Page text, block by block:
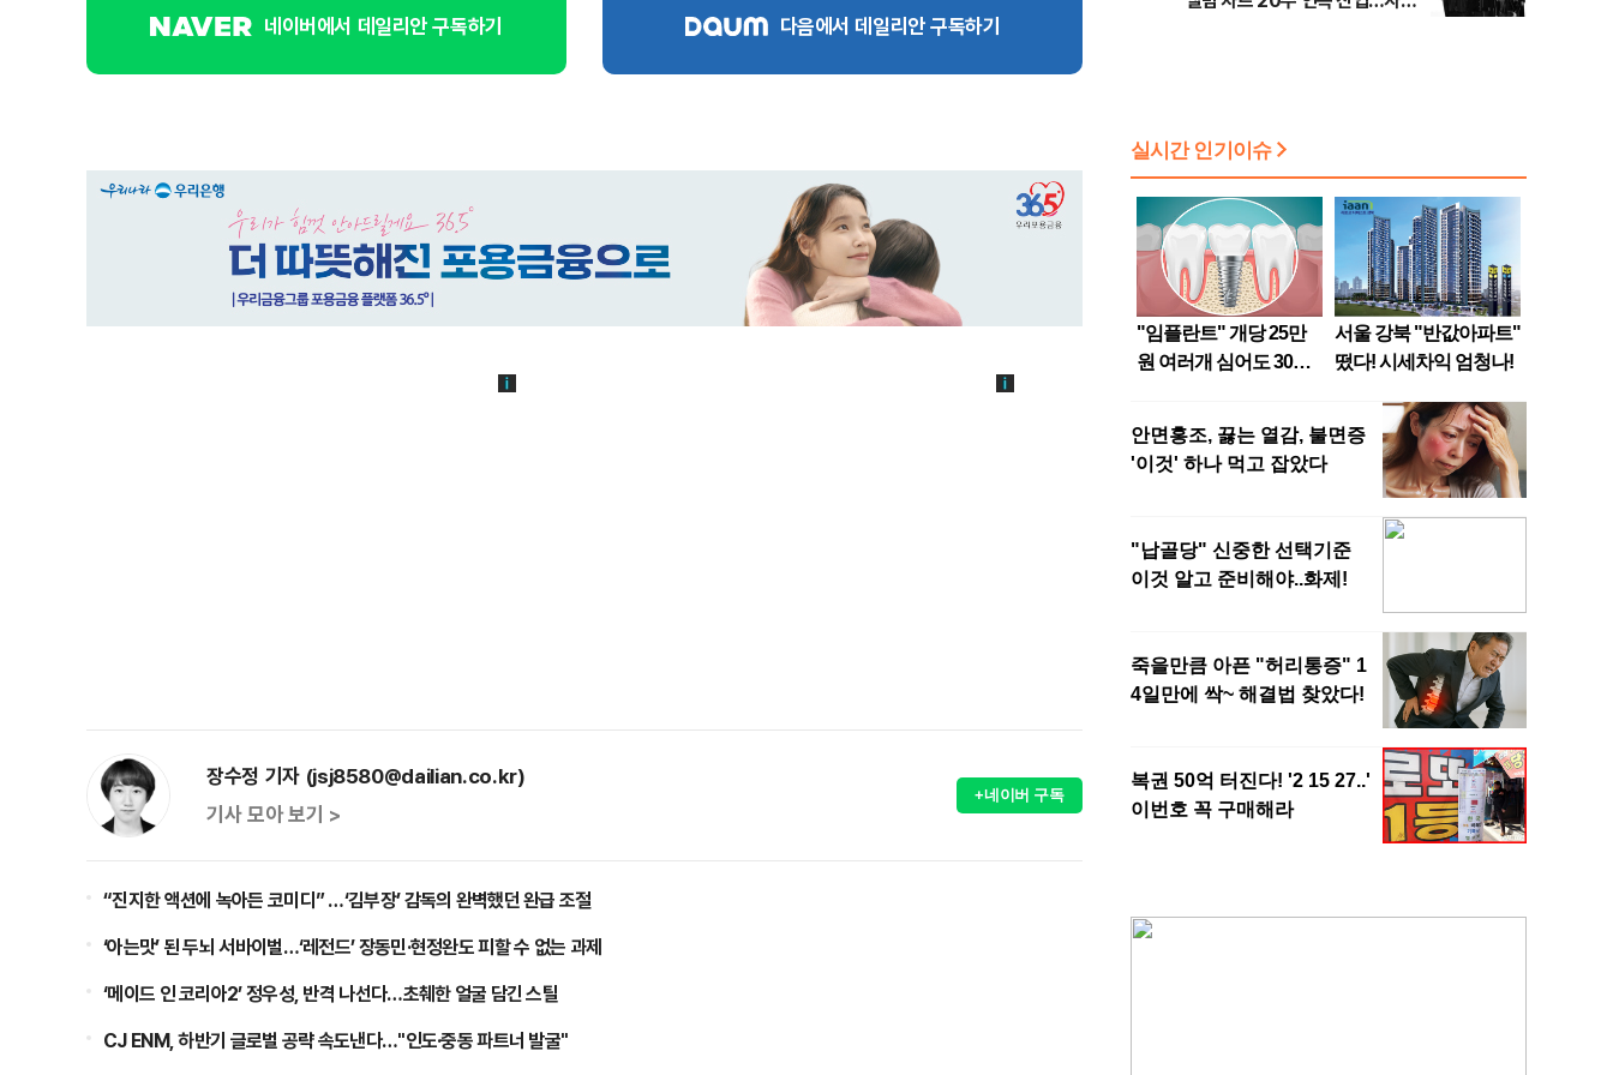
네이버에서 데일리안 구독하기 다음에서 데일리안 구독하기
장수정 기자 (jsj8580@dailian.co.kr)
기사 모아 보기 >
+네이버 구독
“진지한 액션에 녹아든 코미디” …‘김부장’ 감독의 완벽했던 완급 조절
‘아는맛’ 된 두뇌 서바이벌…‘레전드’ 장동민·현정완도 피할 수 없는 과제
‘메이드 인 코리아2’ 정우성, 반격 나선다…초췌한 얼굴 담긴 스틸
CJ ENM, 하반기 글로벌 공략 속도낸다…"인도·중동 파트너 발굴"